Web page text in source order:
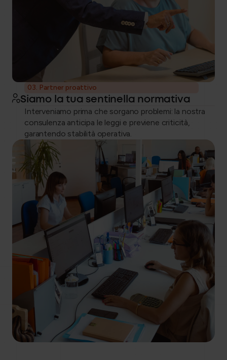
03. Partner proattivo
Siamo la tua sentinella normativa
Interveniamo prima che sorgano problemi: la nostra
consulenza anticipa le leggi e previene criticità,
garantendo stabilità operativa.